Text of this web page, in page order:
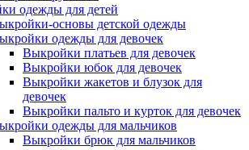
одежды для детей
основы детской одежды
одежды для девочек
Выкройки платьев для девочек
Выкройки юбок для девочек
Выкройки жакетов и блузок для
девочек
Выкройки пальто и курток для девочек
одежды для мальчиков
Выкройки брюк для мальчиков